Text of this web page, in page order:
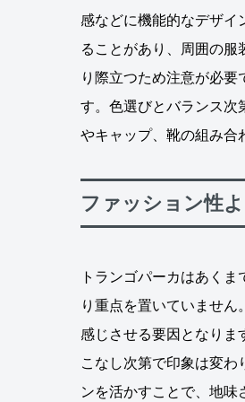
感などに機能的なデザイ
ることがあり、周囲の服
り際立つため注意が必
す。色選びとバランス次
やキャップ、靴の組み合
ファッション性
トランゴパーカはあく
り重点を置いていませ
感じさせる要因となりま
こなし次第で印象は変わ
ンを活かすことで、地味